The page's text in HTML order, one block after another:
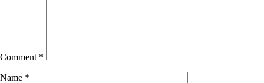
Comment *
Name *